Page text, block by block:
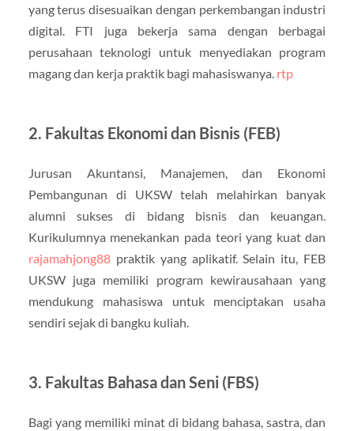
yang terus disesuaikan dengan perkembangan industri
digital. FTI juga bekerja sama dengan berbagai
perusahaan teknologi untuk menyediakan program
magang dan kerja praktik bagi mahasiswanya. rtp
2. Fakultas Ekonomi dan Bisnis (FEB)
Jurusan Akuntansi, Manajemen, dan Ekonomi
Pembangunan di UKSW telah melahirkan banyak
alumni sukses di bidang bisnis dan keuangan.
Kurikulumnya menekankan pada teori yang kuat dan
rajamahjong88praktik yang aplikatif. Selain itu, FEB
UKSW juga memiliki program kewirausahaan yang
mendukung mahasiswa untuk menciptakan usaha
sendiri sejak di bangku kuliah.
3. Fakultas Bahasa dan Seni (FBS)
Bagi yang memiliki minat di bidang bahasa, sastra, dan